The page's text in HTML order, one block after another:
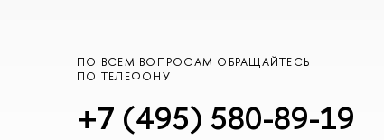
ПО ВСЕМ ВОПРОСАМ ОБРАЩАЙТЕСЬ
ПО ТЕЛЕФОНУ
+7 (495) 580-89-19